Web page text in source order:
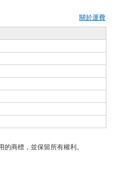
關於運費
商標，並保留所有權利。